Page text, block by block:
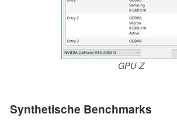
GPU-Z
Synthetische Benchmarks